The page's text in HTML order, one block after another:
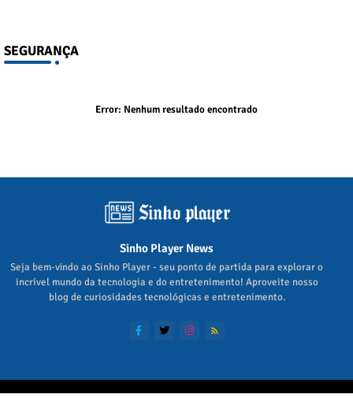
SEGURANÇA
Error: Nenhum resultado encontrado
Sinho Player News
Seja bem-vindo ao Sinho Player - seu ponto de partida para explorar o
incrível mundo da tecnologia e do entretenimento! Aproveite nosso
blog de curiosidades tecnológicas e entretenimento.